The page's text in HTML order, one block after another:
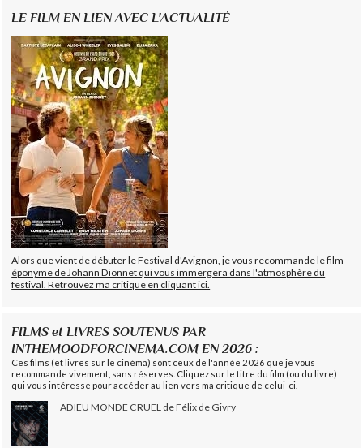
LE FILM EN LIEN AVEC L'ACTUALITÉ
Alors que vient de débuter le Festival d'Avignon, je vous recommande le film
éponyme de Johann Dionnet qui vous immergera dans l'atmosphère du
festival. Retrouvez ma critique en cliquant ici.
FILMS et LIVRES SOUTENUS PAR
INTHEMOODFORCINEMA.COM EN 2026 :
Ces films (et livres sur le cinéma) sont ceux de l'année 2026 que je vous
recommande vivement, sans réserves. Cliquez sur le titre du film (ou du livre)
qui vous intéresse pour accéder au lien vers ma critique de celui-ci.
ADIEU MONDE CRUEL de Félix de Givry